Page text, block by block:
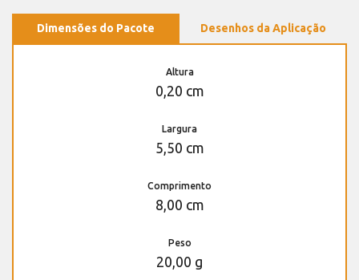
Dimensões do Pacote Desenhos da Aplicação
Altura
0,20 cm
Largura
5,50 cm
Comprimento
8,00 cm
Peso
20,00 g